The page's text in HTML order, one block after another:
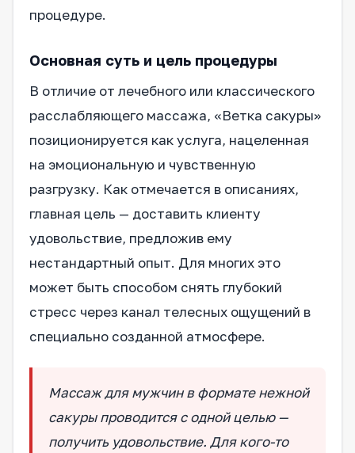
процедуре.
Основная суть и цель процедуры
В отличие от лечебного или классического
расслабляющего массажа, «Ветка сакуры»
позиционируется как услуга, нацеленная
на эмоциональную и чувственную
разгрузку. Как отмечается в описаниях,
главная цель — доставить клиенту
удовольствие, предложив ему
нестандартный опыт. Для многих это
может быть способом снять глубокий
стресс через канал телесных ощущений в
специально созданной атмосфере.
Массаж для мужчин в формате нежной
сакуры проводится с одной целью —
получить удовольствие. Для кого-то